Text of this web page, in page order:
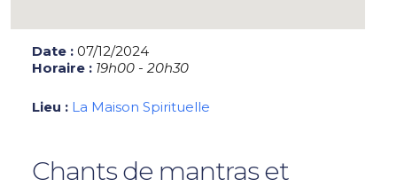
Date : 07/12/2024
Horaire : 19h00 - 20h30
Lieu : La Maison Spirituelle
Chants de mantras et